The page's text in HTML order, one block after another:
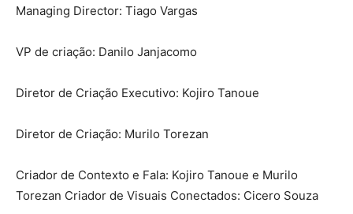
Managing Director: Tiago Vargas
VP de criação: Danilo Janjacomo
Diretor de Criação Executivo: Kojiro Tanoue
Diretor de Criação: Murilo Torezan
Criador de Contexto e Fala: Kojiro Tanoue e Murilo
Torezan Criador de Visuais Conectados: Cicero Souza